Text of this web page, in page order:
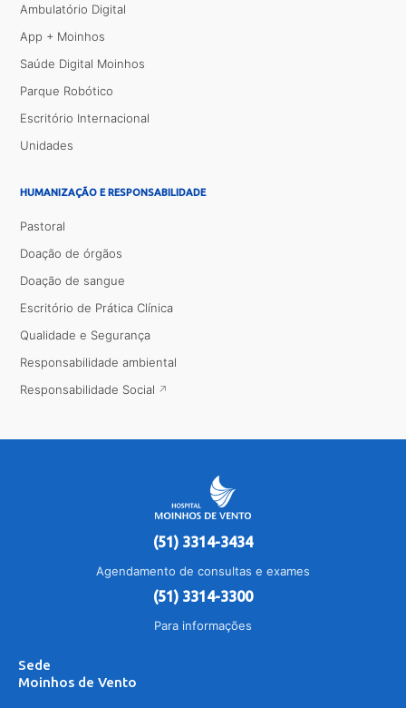
Ambulatório Digital
App + Moinhos
Saúde Digital Moinhos
Parque Robótico
Escritório Internacional
Unidades
HUMANIZAÇÃO E RESPONSABILIDADE
Pastoral
Doação de órgãos
Doação de sangue
Escritório de Prática Clínica
Qualidade e Segurança
Responsabilidade ambiental
Responsabilidade Social
(51) 3314-3434
Agendamento de consultas e exames
(51) 3314-3300
Para informações
Sede
Moinhos de Vento